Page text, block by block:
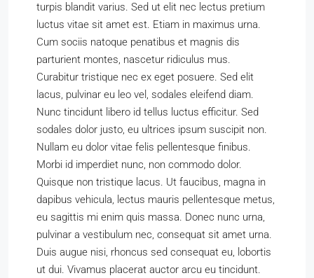
turpis blandit varius. Sed ut elit nec lectus pretium
luctus vitae sit amet est. Etiam in maximus urna.
Cum sociis natoque penatibus et magnis dis
parturient montes, nascetur ridiculus mus.
Curabitur tristique nec ex eget posuere. Sed elit
lacus, pulvinar eu leo vel, sodales eleifend diam.
Nunc tincidunt libero id tellus luctus efficitur. Sed
sodales dolor justo, eu ultrices ipsum suscipit non.
Nullam eu dolor vitae felis pellentesque finibus.
Morbi id imperdiet nunc, non commodo dolor.
Quisque non tristique lacus. Ut faucibus, magna in
dapibus vehicula, lectus mauris pellentesque metus,
eu sagittis mi enim quis massa. Donec nunc urna,
pulvinar a vestibulum nec, consequat sit amet urna.
Duis augue nisi, rhoncus sed consequat eu, lobortis
ut dui. Vivamus placerat auctor arcu eu tincidunt.